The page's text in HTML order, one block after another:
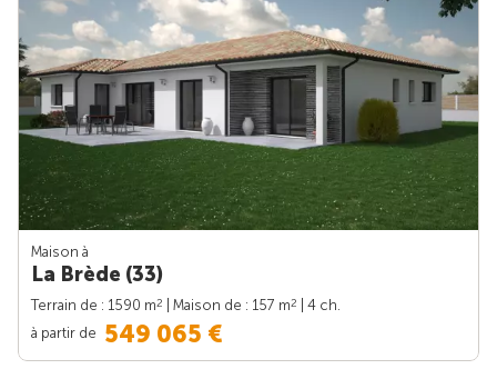
Maison à
La Brède (33)
Terrain de : 1590 m2 | Maison de : 157 m2
| 4 ch.
à partir de 549 065 €